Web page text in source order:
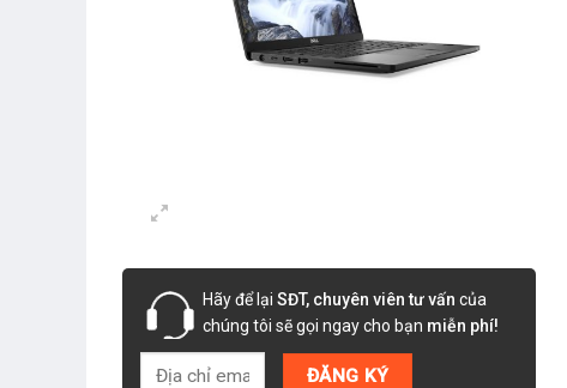
Hãy để lại SĐT, chuyên viên tư vấn của
chúng tôi sẽ gọi ngay cho bạn miễn phí!